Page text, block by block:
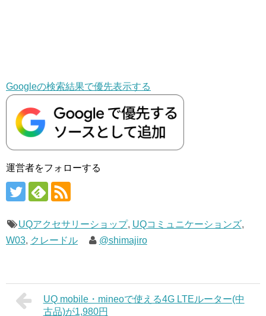
Googleの検索結果で優先表示する
運営者をフォローする
UQアクセサリーショップ, UQコミュニケーションズ,
W03, クレードル @shimajiro
UQ mobile・mineoで使える4G LTEルーター(中
古品)が1,980円